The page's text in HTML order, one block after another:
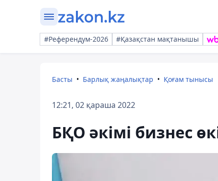
#Референдум-2026 #Қазақстан мақтанышы
Басты Барлық жаңалықтар Қоғам тынысы
12:21, 02 қараша 2022
БҚО әкімі бизнес